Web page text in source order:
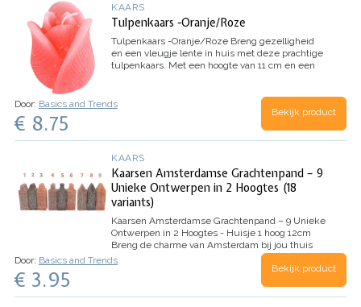
KAARS
Tulpenkaars -Oranje/Roze
Tulpenkaars -Oranje/Roze Breng gezelligheid
en een vleugje lente in huis met deze prachtige
tulpenkaars. Met een hoogte van 11 cm en een
Door: Basics and Trends
€ 8.75 Bekijk product
KAARS
Kaarsen Amsterdamse Grachtenpand – 9
Unieke Ontwerpen in 2 Hoogtes (18
variants)
Kaarsen Amsterdamse Grachtenpand – 9 Unieke
Ontwerpen in 2 Hoogtes - Huisje 1 hoog 12cm
Breng de charme van Amsterdam bij jou thuis
met deze unieke kaarsen in de vorm van
grachtenpanden. Elk kaarsje is gedetailleerd
vormgegeven, waardoor het lijkt op een echt
Door: Basics and Trends
€ 3.95 Bekijk product